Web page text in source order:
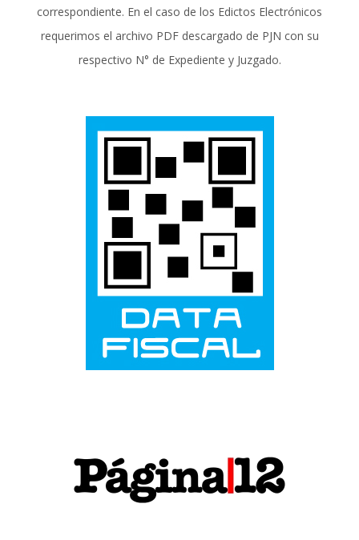
correspondiente. En el caso de los Edictos Electrónicos
requerimos el archivo PDF descargado de PJN con su
respectivo N° de Expediente y Juzgado.